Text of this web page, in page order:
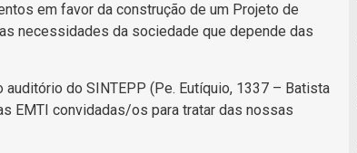
em favor da construção de um Projeto de
necessidades da sociedade que depende das
do SINTEPP (Pe. Eutíquio, 1337 – Batista
EMTI convidadas/os para tratar das nossas